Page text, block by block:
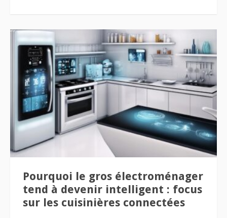
Pourquoi le gros électroménager
tend à devenir intelligent : focus
sur les cuisinières connectées